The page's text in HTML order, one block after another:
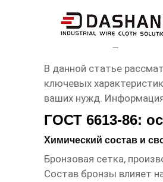
сетка
В данной статье
ключевых
ваших нужд.
ГОСТ 6613-86:
Химический состав и
Бронзовая сетка,
Состав бронзы влияет